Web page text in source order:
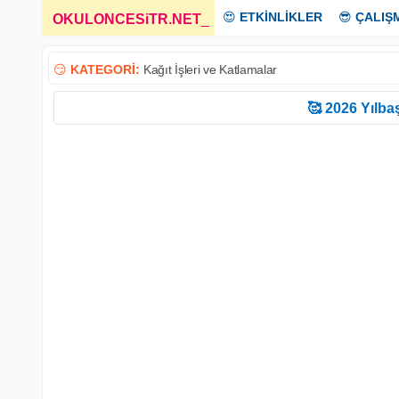
OKULONCESiTR.NET 😍 ETKİNLİKLER 😎
😏 KATEGORİ: Kağıt İşleri ve Katlamalar
🥰 2026